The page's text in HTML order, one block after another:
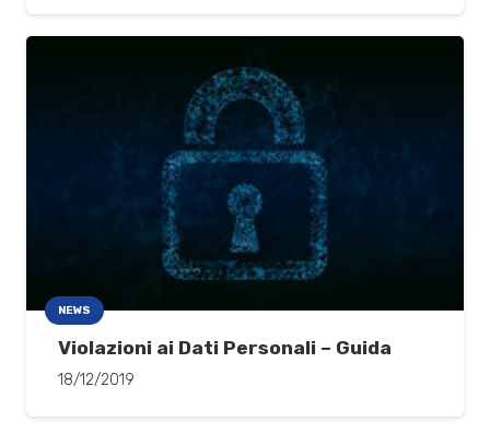
NEWS
Violazioni ai Dati Personali – Guida
18/12/2019